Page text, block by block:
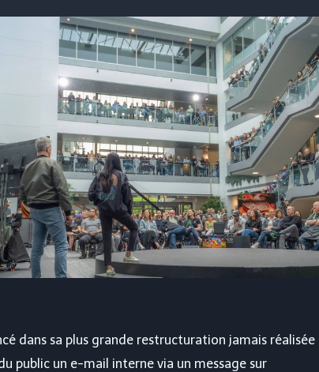
dans sa plus grande restructuration jamais réalisée
public un e-mail interne via un message sur